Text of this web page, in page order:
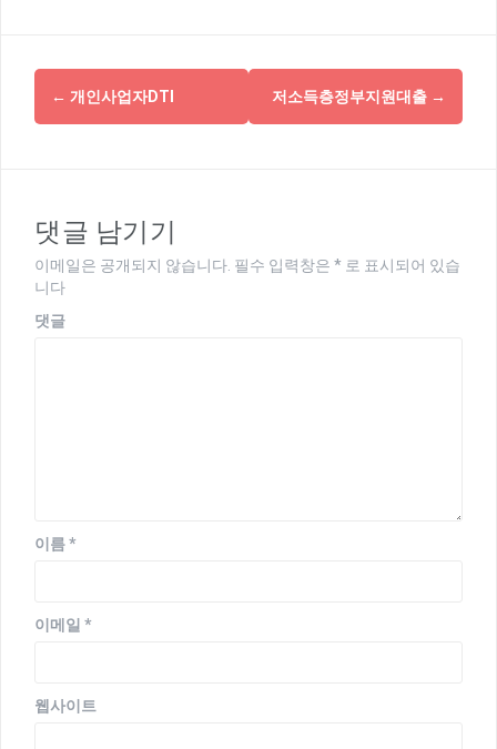
글
게
이
션
← 개인사업자DTI 저소득층정부지원대출 →
댓글 남기기
이메일은 공개되지 않습니다. 필수 입력창은 * 로 표시되어 있습
니다
댓글
이름*
이메일 *
웹사이트